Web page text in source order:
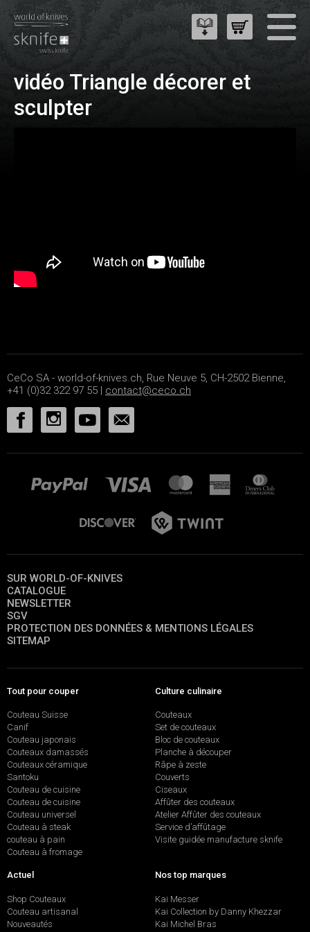
vidéo Triangle décorer et
sculpter
CeCo SA - world-of-knives.ch, Rue Neuve 5, CH-2502 Bienne,
+41 (0)32 322 97 55 | contact@ceco.ch
SUR WORLD-OF-KNIVES
CATALOGUE
NEWSLETTER
SGV
PROTECTION DES DONNÉES & MENTIONS LÉGALES
SITEMAP
Tout pour couper
Couteau Suisse
Canif
Couteau japonais
Couteaux damassés
Couteaux céramique
Santoku
Couteau de cuisine
Couteau de cuisine
Couteau universel
Couteau à steak
couteau à pain
Couteau à fromage
Culture culinaire
Couteaux
Set de couteaux
Bloc de couteaux
Planche à découper
Râpe à zeste
Couverts
Ciseaux
Affûter des couteaux
Atelier Affûter des couteaux
Service d’affûtage
Visite guidée manufacture sknife
Actuel
Shop Couteaux
Couteau artisanal
Nouveautés
Nos top marques
Kai Messer
Kai Collection by Danny Khezzar
Kai Michel Bras